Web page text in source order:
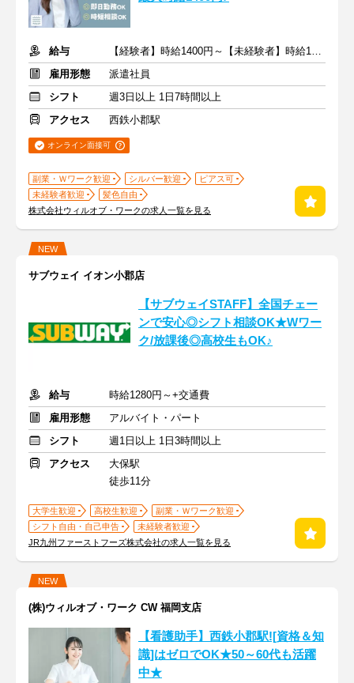
給与
【経験者】時給1400円～【未経験者】時給1350円～ ＋交通費
雇用形態
派遣社員
シフト
週3日以上 1日7時間以上
アクセス
西鉄小郡駅
オンライン面接可
副業・Ｗワーク歓迎 シルバー歓迎
ピアス可
未経験者歓迎
髪色自由
株式会社ウィルオブ・ワークの求人一覧を見る
NEW
サブウェイ イオン小郡店
【サブウェイSTAFF】全国チェー
ンで安心◎シフト相談OK★Wワー
ク/放課後◎高校生もOK♪
給与
時給1280円～+交通費
雇用形態
アルバイト・パート
シフト
週1日以上 1日3時間以上
アクセス
大保駅
徒歩11分
大学生歓迎 高校生歓迎
副業・Ｗワーク歓迎
シフト自由・自己申告
未経験者歓迎
JR九州ファーストフーズ株式会社の求人一覧を見る
NEW
(株)ウィルオブ・ワーク CW 福岡支店
【看護助手】西鉄小郡駅![資格＆知
識]はゼロでOK★50～60代も活躍
中★